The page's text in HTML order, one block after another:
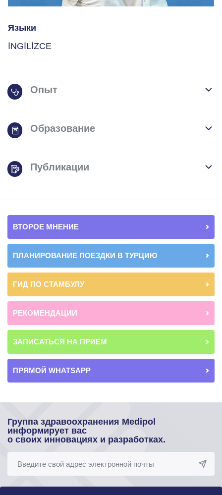
Языки
İNGİLİZCE
Опыт
Образование
Публикации
ВТОРОЕ МНЕНИЕ
ПЛАНИРОВАНИЕ ПОЕЗДКИ В ТУРЦИЮ
ГИД ПО СТАМБУЛУ
РЕКОМЕНДАЦИИ
ЗАПИСАТЬСЯ НА ПРИЕМ
ПРЯМОЙ WHATSAPP
Группа здравоохранения Medipol
информирует вас
о своих инновациях и разработках.